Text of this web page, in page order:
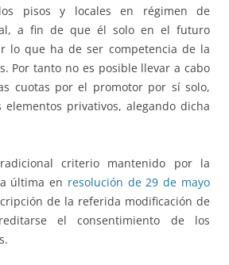
pisos y locales en régimen de
a fin de que él solo en el futuro
lo que ha de ser competencia de la
Por tanto no es posible llevar a cabo
cuotas por el promotor por sí solo,
elementos privativos, alegando dicha
criterio mantenido por la
última en resolución de 29 de mayo
de la referida modificación de
el consentimiento de los